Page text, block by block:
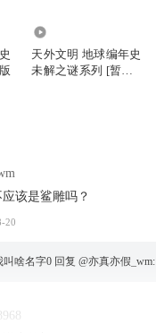
天外文明 地球编年史
未解之谜系列 [暂停
该是鲨雕吗？
20
叫啥名字0 回复 @亦真亦假_wm: